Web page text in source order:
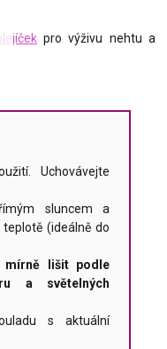
pro výživu nehtu a
Uchovávejte
sluncem a
(ideálně do
mírně lišit podle
a světelných
s aktuální